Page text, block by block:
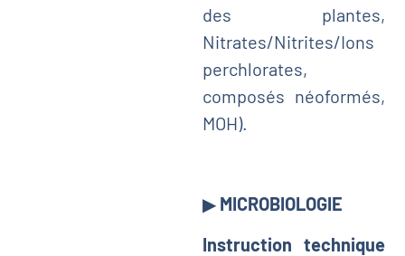
des plantes,
Nitrates/Nitrites/Ions
perchlorates,
composés néoformés,
MOH).
▶ MICROBIOLOGIE
Instruction technique